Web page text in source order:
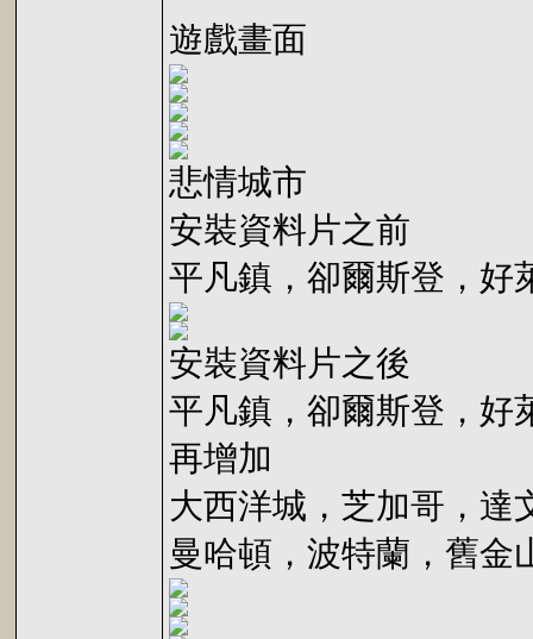
遊戲畫面
悲情城市
安裝資料片之前
平凡鎮，卻爾斯登，好
安裝資料片之後
平凡鎮，卻爾斯登，好
再增加
大西洋城，芝加哥，達
曼哈頓，波特蘭，舊金